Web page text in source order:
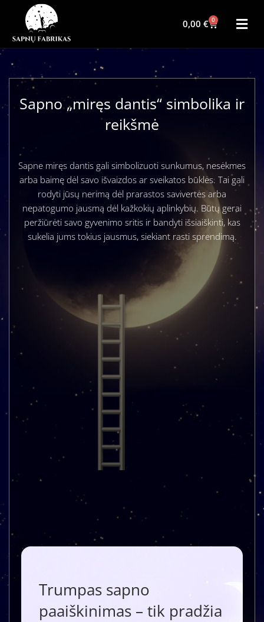
0,00 € 0
Sapno „miręs dantis“ simbolika ir
reikšmė
Sapne miręs dantis gali simbolizuoti sunkumus, nesėkmes
arba baimę dėl savo išvaizdos ar sveikatos būklės. Tai gali
rodyti jūsų nerimą dėl prarastos savivertės arba
nepatogumo jausmą dėl kažkokių aplinkybių. Būtų gerai
peržiūrėti savo gyvenimo sritis ir bandyti išsiaiškinti, kas
sukelia jums tokius jausmus, siekiant rasti sprendimą.
Trumpas sapno
paaiškinimas – tik pradžia